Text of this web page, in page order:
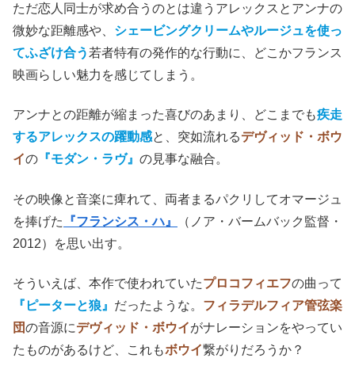
ただ恋人同士が求め合うのとは違うアレックスとアンナの
微妙な距離感や、 シェービングクリームやルージュを使っ
てふざけ合う 若者特有の発作的な行動に、どこかフランス
映画らしい魅力を感じてしまう。
アンナとの距離が縮まった喜びのあまり、どこまでも疾走
するアレックスの躍動感と、突如流れるデヴィッド・ボウ
イの 『モダン・ラヴ』 の見事な融合。
その映像と音楽に痺れて、両者まるパクリしてオマージュ
を捧げた
『フランシス・ハ』
（ノア・バームバック監督・
2012）を思い出す。
そういえば、本作で使われていたプロコフィエフの曲って
『ピーターと狼』 だったような。 フィラデルフィア管弦楽
団の音源にデヴィッド・ボウイがナレーションをやってい
たものがあるけど、これもボウイ繋がりだろうか？